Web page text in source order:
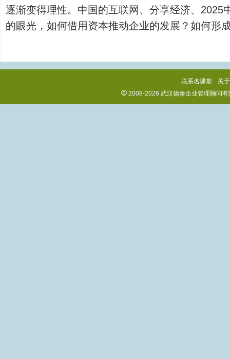
逐渐变得理性。中国的互联网、分享经济、2025
的眼光，如何借用资本推动企业的发展？如何形
联系名课堂 关
© 2008-2026 武汉德泰企业管理顾问